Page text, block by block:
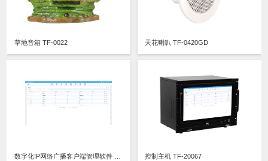
草地音箱 TF-0022 天花喇叭 TF-0420GD
控制主机 TF-20067